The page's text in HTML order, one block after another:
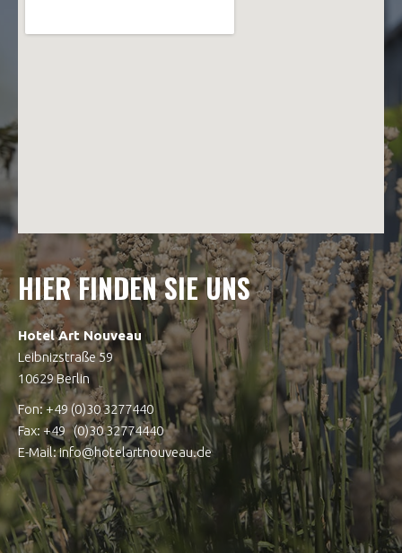
HIER FINDEN SIE UNS
Hotel Art Nouveau
Leibnizstraße 59
10629 Berlin
Fon: +49 (0)30 3277440
Fax: +49 (0)30 32774440
E-Mail: info@hotelartnouveau.de